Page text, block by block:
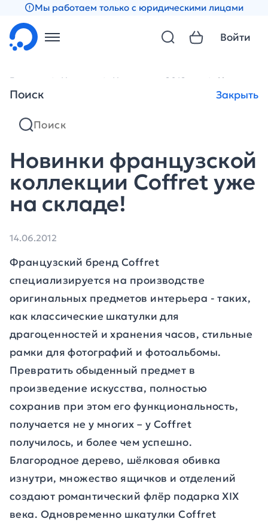
Мы работаем только с юридическими лицами
Поиск Закрыть
Войти
Главная Новости Новости за 2012 год Новинки
Новинки французской
коллекции Coffret уже
на складе!
14.06.2012
Французский бренд Coffret
специализируется на производстве
оригинальных предметов интерьера - таких,
как классические шкатулки для
драгоценностей и хранения часов, стильные
рамки для фотографий и фотоальбомы.
Превратить обыденный предмет в
произведение искусства, полностью
сохранив при этом его функциональность,
получается не у многих – у Coffret
получилось, и более чем успешно.
Благородное дерево, шёлковая обивка
изнутри, множество ящичков и отделений
создают романтический флёр подарка ХIХ
века. Одновременно шкатулки Coffret